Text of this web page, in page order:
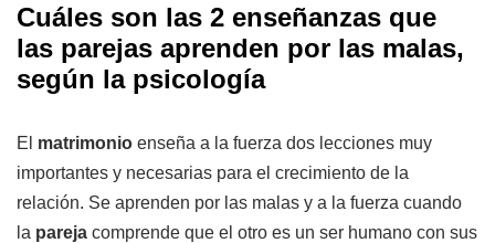
Cuáles son las 2 enseñanzas que
las parejas aprenden por las malas,
según la psicología
El matrimonio enseña a la fuerza dos lecciones muy
importantes y necesarias para el crecimiento de la
relación. Se aprenden por las malas y a la fuerza cuando
la pareja comprende que el otro es un ser humano con sus